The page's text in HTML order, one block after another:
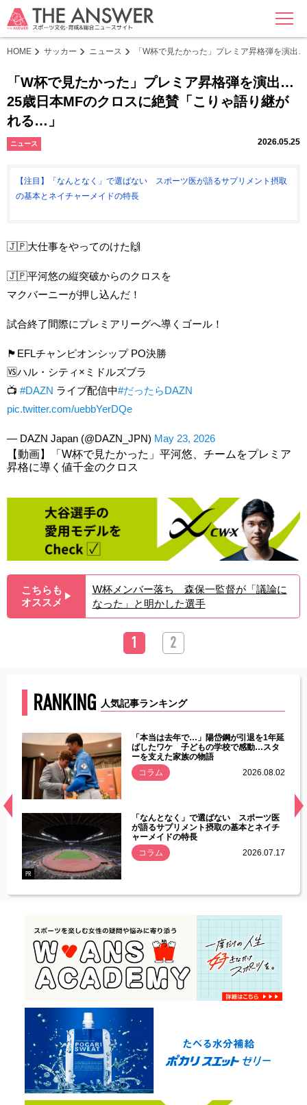
MENU
HOME サッカー ニュース 「W杯で見たかった」プレミア昇格弾を演
「W杯で見たかった」プレミア昇格弾を演出…
25歳日本MFのクロスに絶賛「こりゃ語り継が
れる…」
ニュース 2026.05.25
【注目】「なんとなく」で選ばない スポーツ医が語るサプリメント摂取
の基本とネイチャーメイドの特長
🇯🇵大仕事をやってのけた🙌
🇯🇵平河悠の縦突破からのクロスを
マクバーニーが押し込んだ！
試合終了間際にプレミアリーグへ導くゴール！
🏴󠁧󠁢󠁥󠁮󠁧󠁿EFLチャンピオンシップ PO決勝
🆚ハル・シティ×ミドルズブラ
📺️ #DAZN ライブ配信中#だったらDAZN
pic.twitter.com/uebbYerDQe
— DAZN Japan (@DAZN_JPN) May 23, 2026
【動画】「W杯で見たかった」平河悠、チームをプレミア
昇格に導く値千金のクロス
こちらも
オススメ ▶︎
W杯メンバー落ち 森保一監督が「議論に
なった」と明かした選手
1 2
RANKING 人気記事ランキング
常
「本当は去年で…」陽岱鋼が引退を1年延
ばしたワケ 子どもの学校で感動…スタ
ーを支えた家族の物語
コラム
2026.08.02
PR
「なんとなく」で選ばない スポーツ医
が語るサプリメント摂取の基本とネイチ
ャーメイドの特長
コラム
2026.07.17